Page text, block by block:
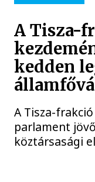
A Tisza-
kedden
A Tisza-
parlament
köztársasági